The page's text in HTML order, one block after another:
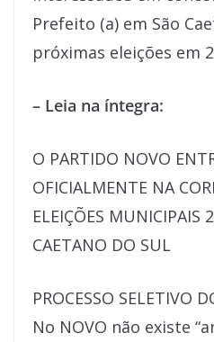
Prefeito (a) em São
próximas eleições em
– Leia na íntegra:
O PARTIDO NOVO
OFICIALMENTE NA
ELEIÇÕES MUNICIPAIS
CAETANO DO SUL
PROCESSO SELETIVO
No NOVO não existe